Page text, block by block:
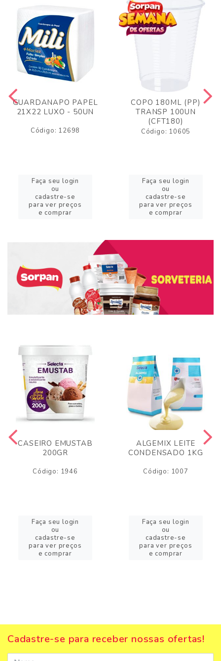
GUARDANAPO PAPEL
21X22 LUXO - 50UN
Código: 12698
Faça seu login
ou
cadastre-se
para ver preços
e comprar
COPO 180ML (PP)
TRANSP 100UN
(CFT180)
Código: 10605
Faça seu login
ou
cadastre-se
para ver preços
e comprar
CASEIRO EMUSTAB
200GR
Código: 1946
Faça seu login
ou
cadastre-se
para ver preços
e comprar
ALGEMIX LEITE
CONDENSADO 1KG
Código: 1007
Faça seu login
ou
cadastre-se
para ver preços
e comprar
Cadastre-se para receber nossas ofertas!